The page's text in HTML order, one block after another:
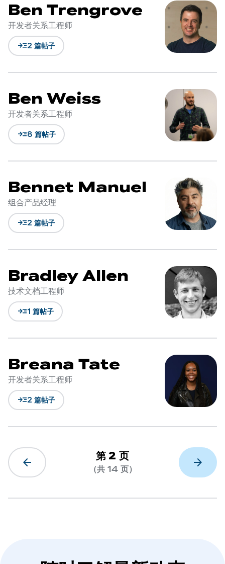
Ben Trengrove
开发者关系工程师
read_more2 篇帖子
Ben Weiss
开发者关系工程师
read_more8 篇帖子
Bennet Manuel
组合产品经理
read_more2 篇帖子
Bradley Allen
技术文档工程师
read_more1 篇帖子
Breana Tate
开发者关系工程师
read_more2 篇帖子
arrow_back 第 2 页
（共 14 页） arrow_forward